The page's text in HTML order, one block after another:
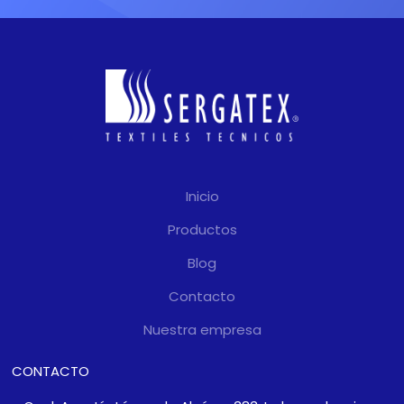
Inicio
Productos
Blog
Contacto
Nuestra empresa
CONTACTO